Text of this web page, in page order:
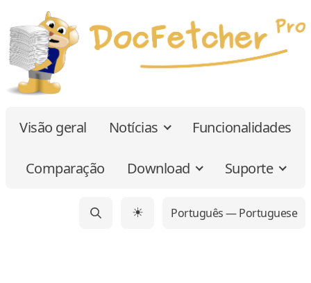
Visão geral Notícias Funcionalidades
Comparação Download Suporte
☀ Português — Portuguese